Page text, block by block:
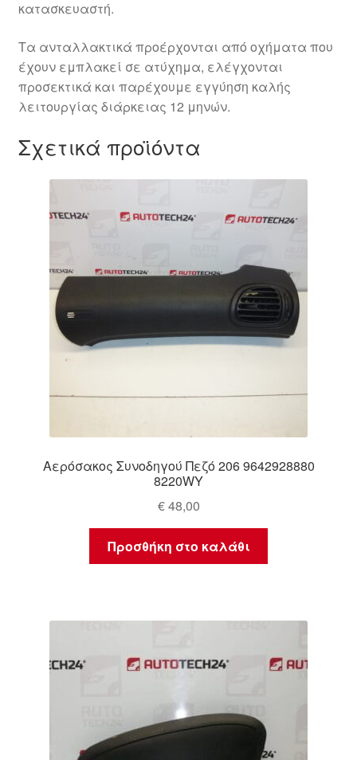
κατασκευαστή.
Τα ανταλλακτικά προέρχονται από οχήματα που
έχουν εμπλακεί σε ατύχημα, ελέγχονται
προσεκτικά και παρέχουμε εγγύηση καλής
λειτουργίας διάρκειας 12 μηνών.
Σχετικά προϊόντα
Αερόσακος Συνοδηγού Πεζό 206 9642928880
8220WY
€48,00
Προσθήκη στο καλάθι